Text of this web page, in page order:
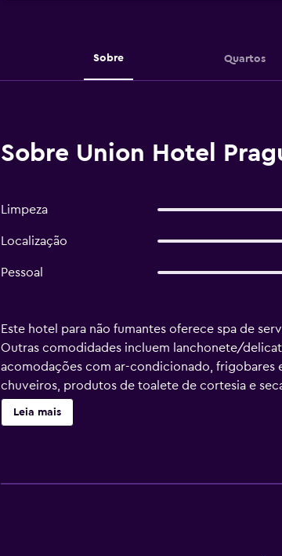
Sobre Quartos
Sobre Union Hotel
Limpeza
Localização
Pessoal
Este hotel para não fumantes oferece spa de
Outras comodidades incluem lanchonete/
acomodações com ar-condicionado, frigobares
chuveiros, produtos de toalete de cortesia e
estão disponíveis. Roupas de cama
diariamente. As atividades recreativas listadas
Leia mais